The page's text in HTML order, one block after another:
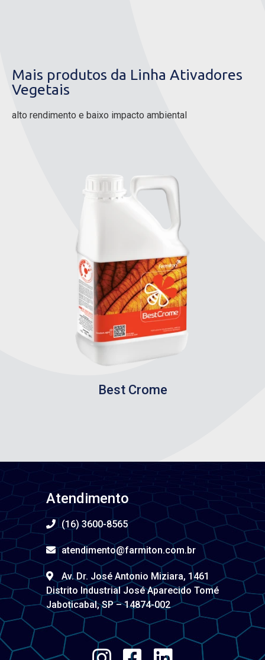
Mais produtos da Linha Ativadores
Vegetais
alto rendimento e baixo impacto ambiental
Best Crome
Atendimento
(16) 3600-8565
atendimento@farmiton.com.br
Av. Dr. José Antonio Miziara, 1461
Distrito Industrial José Aparecido Tomé
Jaboticabal, SP – 14874-002